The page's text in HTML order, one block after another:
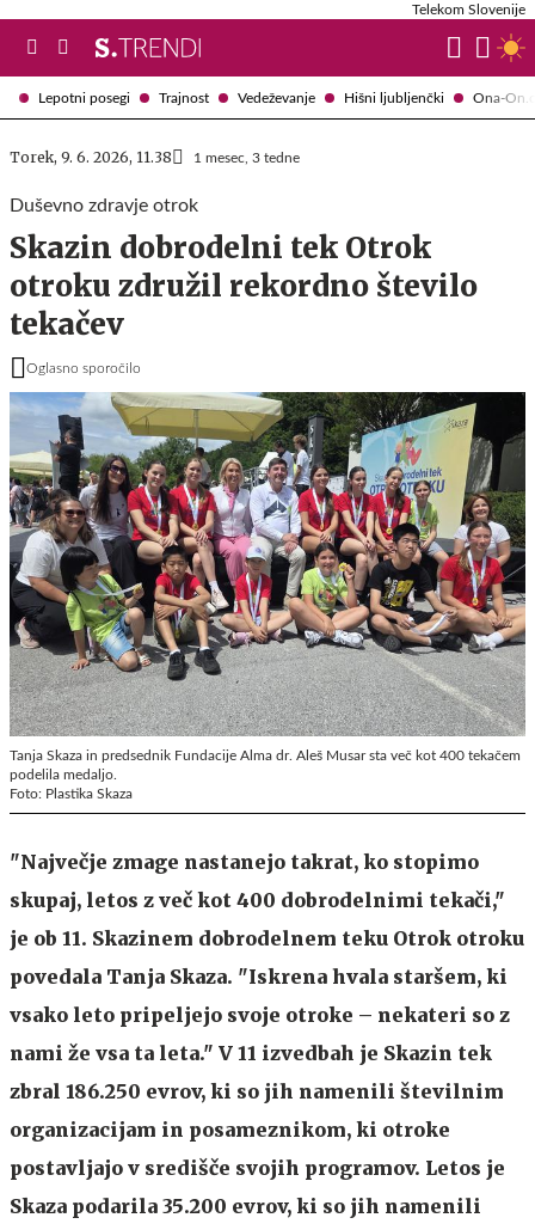
Lepotni posegi Trajnost Vedeževanje Hišni ljubljenčki Ona-
Telekom Slovenije
Torek, 9. 6. 2026, 11.38 1 mesec, 3 tedne
Duševno zdravje otrok
Skazin dobrodelni tek Otrok
otroku združil rekordno število
tekačev
Oglasno sporočilo
Tanja Skaza in predsednik Fundacije Alma dr. Aleš Musar sta več kot 400 tekačem
podelila medaljo.
Foto: Plastika Skaza
"Največje zmage nastanejo takrat, ko stopimo
skupaj, letos z več kot 400 dobrodelnimi tekači,"
je ob 11. Skazinem dobrodelnem teku Otrok otroku
povedala Tanja Skaza. "Iskrena hvala staršem, ki
vsako leto pripeljejo svoje otroke – nekateri so z
nami že vsa ta leta." V 11 izvedbah je Skazin tek
zbral 186.250 evrov, ki so jih namenili številnim
organizacijam in posameznikom, ki otroke
postavljajo v središče svojih programov. Letos je
Skaza podarila 35.200 evrov, ki so jih namenili